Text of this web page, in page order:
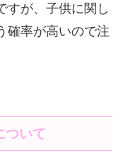
すが、子供に関し
確率が高いので注
ついて